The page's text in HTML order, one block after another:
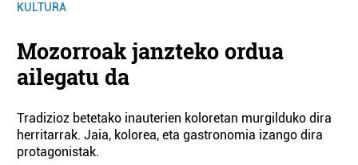
KULTURA
Mozorroak janzteko ordua
ailegatu da
Tradizioz betetako inauterien koloretan murgilduko dira
herritarrak. Jaia, kolorea, eta gastronomia izango dira
protagonistak.